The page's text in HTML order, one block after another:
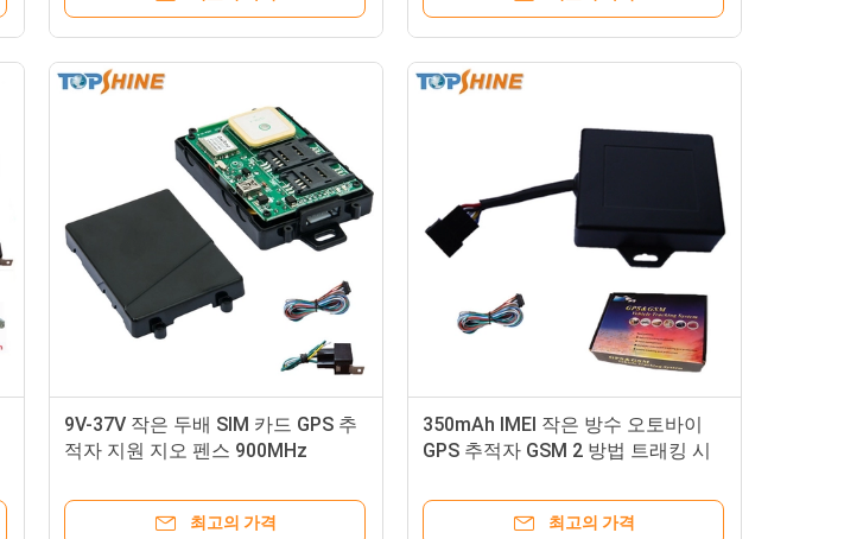
9V-37V 작은 두배 SIM 카드 GPS 추
적자 지원 지오 펜스 900MHz
최고의 가격
350mAh IMEI 작은 방수 오토바이
GPS 추적자 GSM 2 방법 트래킹 시
최고의 가격